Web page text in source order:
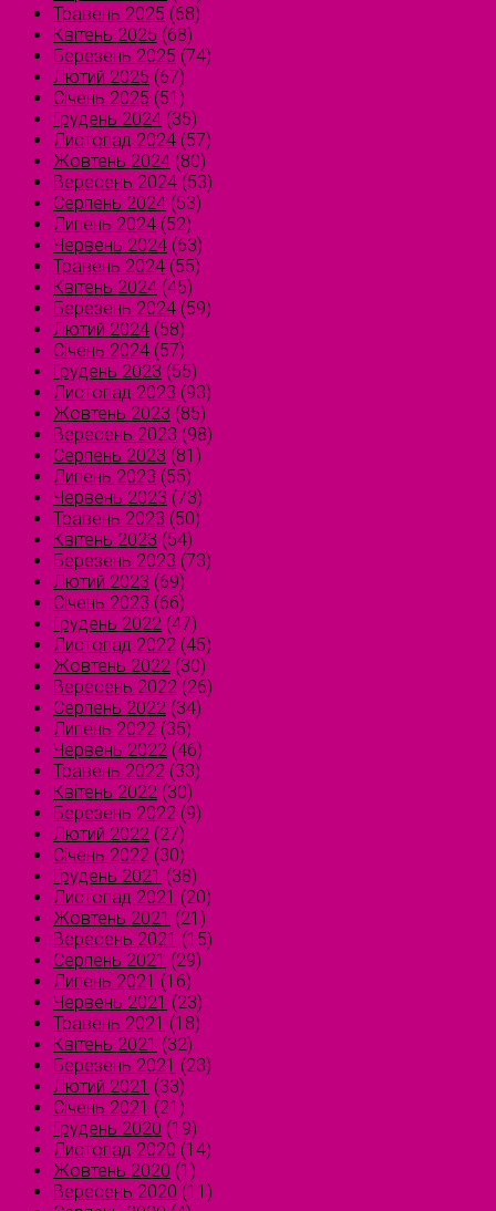
Травень 2025 (68)
Квітень 2025 (68)
Березень 2025 (74)
Лютий 2025 (67)
Січень 2025 (51)
Грудень 2024 (35)
Листопад 2024 (57)
Жовтень 2024 (80)
Вересень 2024 (53)
Серпень 2024 (53)
Липень 2024 (52)
Червень 2024 (63)
Травень 2024 (55)
Квітень 2024 (45)
Березень 2024 (59)
Лютий 2024 (58)
Січень 2024 (57)
Грудень 2023 (55)
Листопад 2023 (93)
Жовтень 2023 (85)
Вересень 2023 (98)
Серпень 2023 (81)
Липень 2023 (55)
Червень 2023 (73)
Травень 2023 (50)
Квітень 2023 (54)
Березень 2023 (73)
Лютий 2023 (69)
Січень 2023 (66)
Грудень 2022 (47)
Листопад 2022 (45)
Жовтень 2022 (30)
Вересень 2022 (26)
Серпень 2022 (34)
Липень 2022 (35)
Червень 2022 (46)
Травень 2022 (33)
Квітень 2022 (30)
Березень 2022 (9)
Лютий 2022 (27)
Січень 2022 (30)
Грудень 2021 (38)
Листопад 2021 (20)
Жовтень 2021 (21)
Вересень 2021 (15)
Серпень 2021 (29)
Липень 2021 (16)
Червень 2021 (23)
Травень 2021 (18)
Квітень 2021 (32)
Березень 2021 (23)
Лютий 2021 (33)
Січень 2021 (21)
Грудень 2020 (19)
Листопад 2020 (14)
Жовтень 2020 (1)
Вересень 2020 (11)